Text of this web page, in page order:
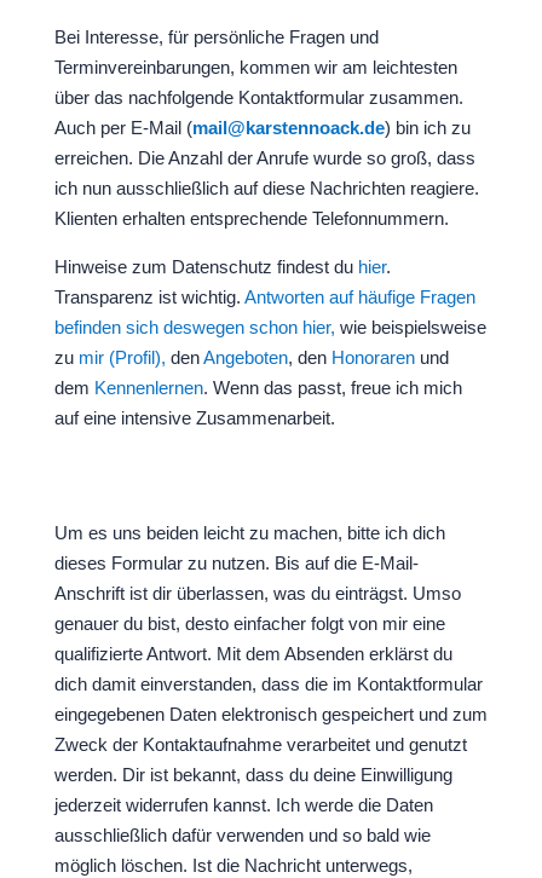
Bei Interesse, für persönliche Fragen und
Terminvereinbarungen, kommen wir am leichtesten
über das nachfolgende Kontaktformular zusammen.
Auch per E-Mail (mail@karstennoack.de) bin ich zu
erreichen. Die Anzahl der Anrufe wurde so groß, dass
ich nun ausschließlich auf diese Nachrichten reagiere.
Klienten erhalten entsprechende Telefonnummern.
Hinweise zum Datenschutz findest du hier.
Transparenz ist wichtig. Antworten auf häufige Fragen
befinden sich deswegen schon hier, wie beispielsweise
zu mir (Profil), denAngeboten, den Honorarenund
dem Kennenlernen. Wenn das passt, freue ich mich
auf eine intensive Zusammenarbeit.
Um es uns beiden leicht zu machen, bitte ich dich
dieses Formular zu nutzen. Bis auf die E-Mail-
Anschrift ist dir überlassen, was du einträgst. Umso
genauer du bist, desto einfacher folgt von mir eine
qualifizierte Antwort. Mit dem Absenden erklärst du
dich damit einverstanden, dass die im Kontaktformular
eingegebenen Daten elektronisch gespeichert und zum
Zweck der Kontaktaufnahme verarbeitet und genutzt
werden. Dir ist bekannt, dass du deine Einwilligung
jederzeit widerrufen kannst. Ich werde die Daten
ausschließlich dafür verwenden und so bald wie
möglich löschen. Ist die Nachricht unterwegs,